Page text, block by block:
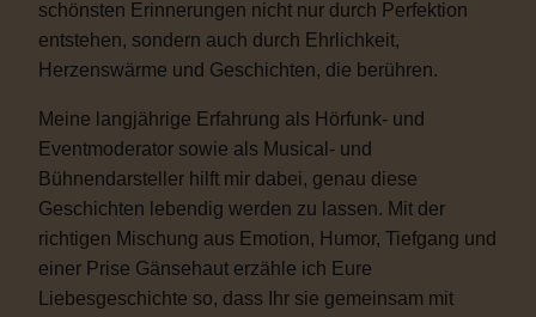
schönsten Erinnerungen nicht nur durch Perfektion
entstehen, sondern auch durch Ehrlichkeit,
Herzenswärme und Geschichten, die berühren.
Meine langjährige Erfahrung als Hörfunk- und
Eventmoderator sowie als Musical- und
Bühnendarsteller hilft mir dabei, genau diese
Geschichten lebendig werden zu lassen. Mit der
richtigen Mischung aus Emotion, Humor, Tiefgang und
einer Prise Gänsehaut erzähle ich Eure
Liebesgeschichte so, dass Ihr sie gemeinsam mit